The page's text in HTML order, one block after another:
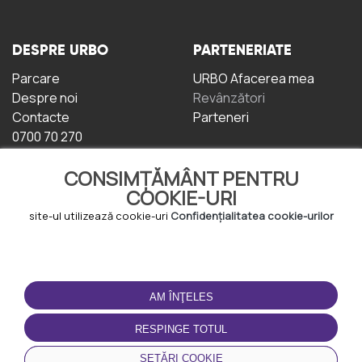
CONSIMȚĂMÂNT PENTRU
COOKIE-URI
site-ul utilizează cookie-uri Confidențialitatea cookie-urilor
AM ÎNŢELES
RESPINGE TOTUL
SETĂRI COOKIE
DESPRE URBO
Parcare
Despre noi
Contacte
0700 70 270
PARTENERIATE
URBO Afacerea mea
Revânzători
Parteneri
TERMENI DE UTILIZARE
Termeni și condiții
Politica de
Confidențialitate
Politica de cookie-uri
DESCĂRCAȚI
APLICAȚIA